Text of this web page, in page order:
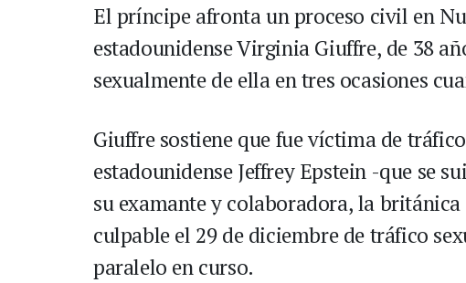
El príncipe afronta un proceso civil en
estadounidense Virginia Giuffre, de 38
sexualmente de ella en tres ocasiones
Giuffre sostiene que fue víctima de
estadounidense Jeffrey Epstein -que se
su examante y colaboradora, la
culpable el 29 de diciembre de tráfico
paralelo en curso.